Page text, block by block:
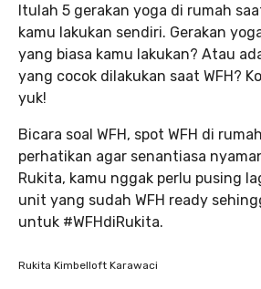
Itulah 5 gerakan yoga di rumah
kamu lakukan sendiri. Gerakan
yang biasa kamu lakukan? Atau
yang cocok dilakukan saat WFH?
yuk!
Bicara soal WFH, spot WFH di
perhatikan agar senantiasa
Rukita, kamu nggak perlu pusing
unit yang sudah WFH ready
untuk #WFHdiRukita.
Rukita Kimbelloft Karawaci